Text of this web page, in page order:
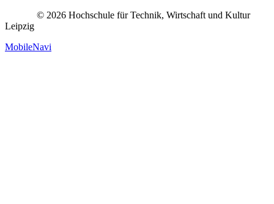
© 2026 Hochschule für Technik, Wirtschaft und Kultur
Leipzig
MobileNavi